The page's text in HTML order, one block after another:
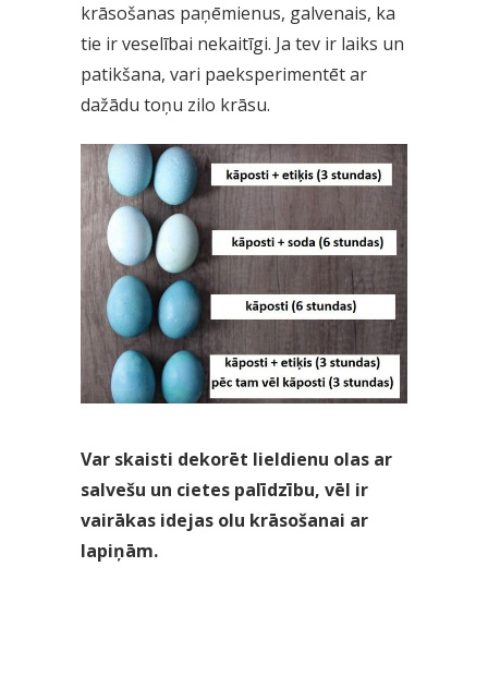
krāsošanas paņēmienus, galvenais, ka
tie ir veselībai nekaitīgi. Ja tev ir laiks un
patikšana, vari paeksperimentēt ar
dažādu toņu zilo krāsu.
Var skaisti dekorēt lieldienu olas ar
salvešu un cietes palīdzību, vēl ir
vairākas idejas olu krāsošanai ar
lapiņām.